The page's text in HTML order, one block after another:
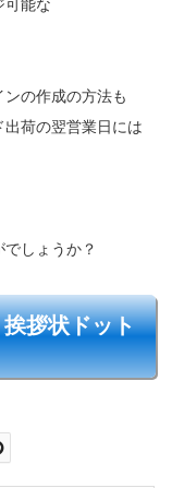
可能な
の作成の方法も
荷の翌営業日には
しょうか？
拶状ドット